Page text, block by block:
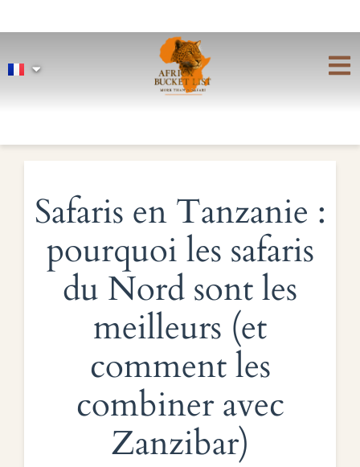
Safaris en Tanzanie :
pourquoi les safaris
du Nord sont les
meilleurs (et
comment les
combiner avec
Zanzibar)